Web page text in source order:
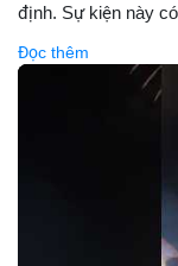
định. Sự kiện này
suất ổn định và thị
vậy thường tăng
nhiên, sự ưu tiên
hoặc đầu tư vào
🎥 Xem video trực
Đọc thêm